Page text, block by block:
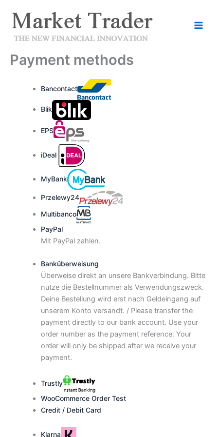
content
Payment methods
Bancontact
Blik
EPS
iDeal
MyBank
Przelewy24
Multibanco
PayPal
Mit PayPal zahlen.
Banküberweisung
Überweise direkt an unsere Bankverbindung. Bitte
nutze die Bestellnummer als Verwendungszweck.
Deine Bestellung wird erst nach Geldeingang auf
unserem Konto versandt. / Please transfer the
payment directly to our bank account. Use your
order number as the payment reference. Your
order will only be shipped after we receive your
payment.
Trustly
WooCommerce Order Test
Credit / Debit Card
Klarna